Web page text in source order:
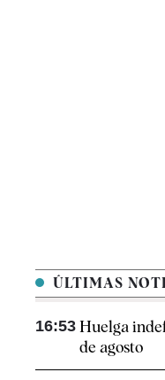
ÚLTIMAS
16:53 Huelga
de agosto